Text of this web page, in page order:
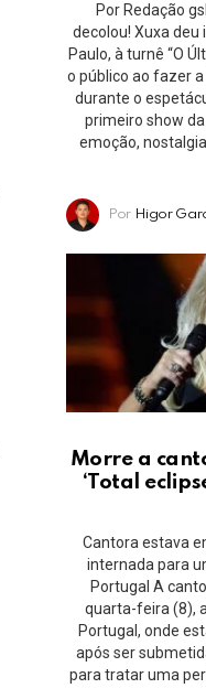
Por Redação
decolou! Xuxa deu
Paulo, à turnê “O
o público ao fazer
durante o
primeiro show
emoção,
Por Higor
Morre a
‘Total
Cantora estava
internada para
Portugal A
quarta-feira (8),
Portugal, onde
após ser
para tratar uma